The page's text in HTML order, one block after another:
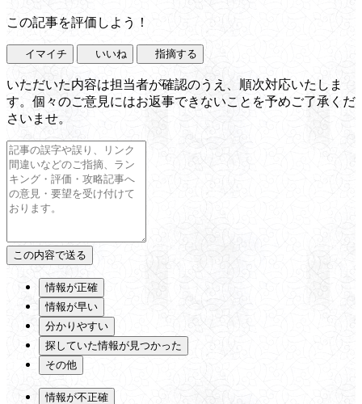
この記事を評価しよう！
イマイチ いいね 指摘する
いただいた内容は担当者が確認のうえ、順次対応いたしま
す。個々のご意見にはお返事できないことを予めご了承くだ
さいませ。
情報が正確
情報が早い
分かりやすい
探していた情報が見つかった
その他
情報が不正確